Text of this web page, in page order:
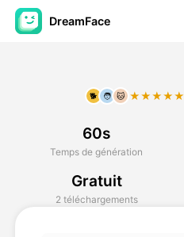
DreamFace
Vidéo d'avatar
AI vidéo
Photos d'IA
🐕 🧑 🐱 ★★★★★
60s
Temps de génération
Gratuit
2 téléchargements